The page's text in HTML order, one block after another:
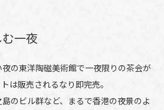
一夜
の東洋陶磁美術館で一夜限りの茶会が
は販売されるなり即完売。
のビル群など、まるで香港の夜景のよ